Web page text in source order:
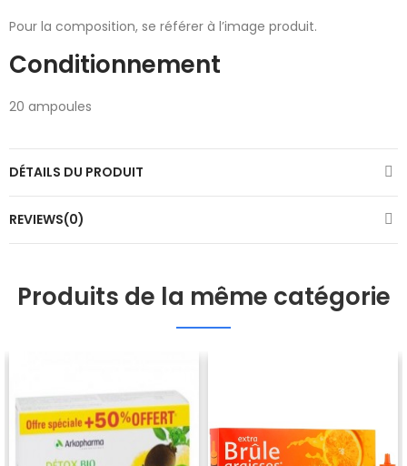
Pour la composition, se référer à l’image produit.
Conditionnement
20 ampoules
DÉTAILS DU PRODUIT
REVIEWS(0)
Produits de la même catégorie